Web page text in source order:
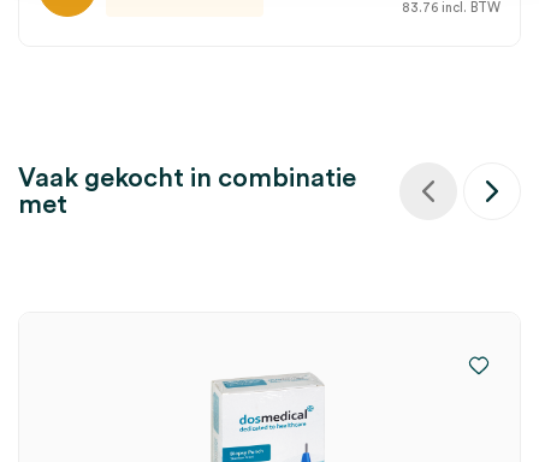
83.76 incl. BTW
Vaak gekocht in combinatie
met